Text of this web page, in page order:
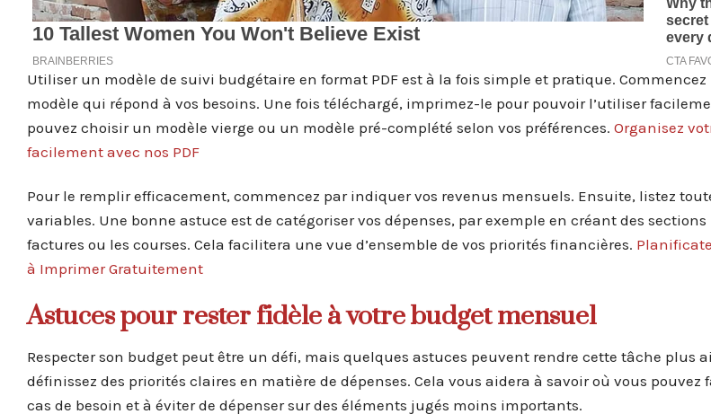
Utiliser un modèle de suivi budgétaire en format PDF est à la fois simple et pratique.
modèle qui répond à vos besoins. Une fois téléchargé, imprimez-le pour pouvoir l’utiliser
pouvez choisir un modèle vierge ou un modèle pré-complété selon vos préférences. Organisez
facilement avec nos PDF
Pour le remplir efficacement, commencez par indiquer vos revenus mensuels. Ensuite, listez
variables. Une bonne astuce est de catégoriser vos dépenses, par exemple en créant des sections
factures ou les courses. Cela facilitera une vue d’ensemble de vos priorités financières.
à Imprimer Gratuitement
Astuces pour rester fidèle à votre budget mensuel
Respecter son budget peut être un défi, mais quelques astuces peuvent rendre cette tâche plus
définissez des priorités claires en matière de dépenses. Cela vous aidera à savoir où vous pouvez
cas de besoin et à éviter de dépenser sur des éléments jugés moins importants.